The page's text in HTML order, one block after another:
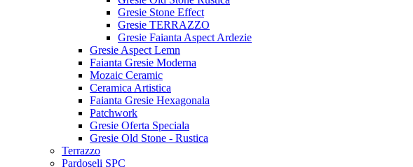
Gresie Stone Effect
Gresie TERRAZZO
Gresie Faianta Aspect Ardezie
Gresie Aspect Lemn
Faianta Gresie Moderna
Mozaic Ceramic
Ceramica Artistica
Faianta Gresie Hexagonala
Patchwork
Gresie Oferta Speciala
Gresie Old Stone - Rustica
Terrazzo
Pardoseli SPC